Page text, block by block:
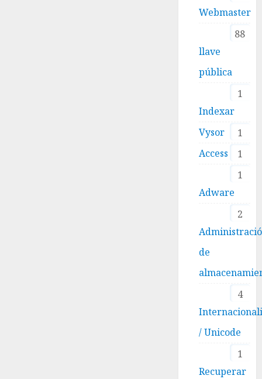
Webmaster
88
llave
pública
1
Indexar
1
Vysor
1
Access
1
Adware
2
de
4
/ Unicode
1
Recuperar